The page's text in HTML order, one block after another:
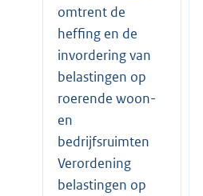
omtrent de
heffing en de
invordering van
belastingen op
roerende woon-
en
bedrijfsruimten
Verordening
belastingen op